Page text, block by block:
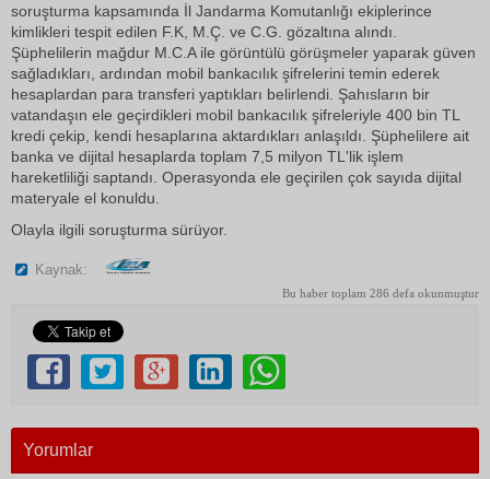
soruşturma kapsamında İl Jandarma Komutanlığı ekiplerince
kimlikleri tespit edilen F.K, M.Ç. ve C.G. gözaltına alındı.
Şüphelilerin mağdur M.C.A ile görüntülü görüşmeler yaparak güven
sağladıkları, ardından mobil bankacılık şifrelerini temin ederek
hesaplardan para transferi yaptıkları belirlendi. Şahısların bir
vatandaşın ele geçirdikleri mobil bankacılık şifreleriyle 400 bin TL
kredi çekip, kendi hesaplarına aktardıkları anlaşıldı. Şüphelilere ait
banka ve dijital hesaplarda toplam 7,5 milyon TL'lik işlem
hareketliliği saptandı. Operasyonda ele geçirilen çok sayıda dijital
materyale el konuldu.
Olayla ilgili soruşturma sürüyor.
Kaynak:
Bu haber toplam 286 defa okunmuştur
Yorumlar